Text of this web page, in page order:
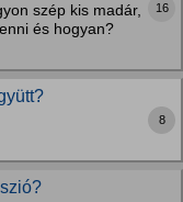
szép kis madár,
és hogyan?
16
8